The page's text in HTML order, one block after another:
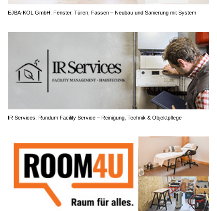
EJBA-KOL GmbH: Fenster, Türen, Fassen – Neubau und Sanierung mit System
IR Services: Rundum Facility Service – Reinigung, Technik & Objektpflege